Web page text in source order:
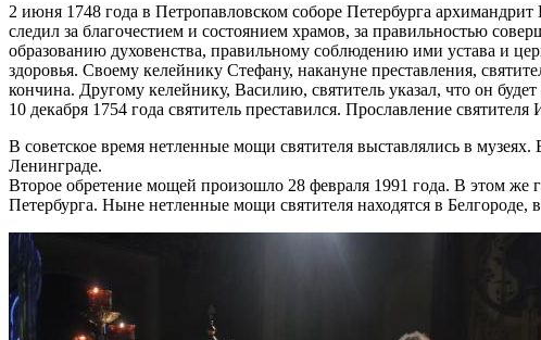
2 июня 1748 года в Петропавловском соборе Петербурга
следил за благочестием и состоянием храмов, за правильностью
образованию духовенства, правильному соблюдению ими устава и
здоровья. Своему келейнику Стефану, накануне преставления,
кончина. Другому келейнику, Василию, святитель указал, что он
10 декабря 1754 года святитель преставился. Прославление
В советское время нетленные мощи святителя выставлялись в
Ленинграде.
Второе обретение мощей произошло 28 февраля 1991 года. В этом
Петербурга. Ныне нетленные мощи святителя находятся в Белгороде,